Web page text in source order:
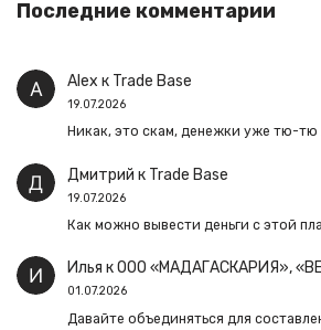
Последние комментарии
Alex к Trade Base
19.07.2026
Никак, это скам, денежки уже тю-тю
Дмитрий к Trade Base
19.07.2026
Как можно вывести деньги с этой
Илья кООО «МАДАГАСКАРИЯ»,
01.07.2026
Давайте объединяться для